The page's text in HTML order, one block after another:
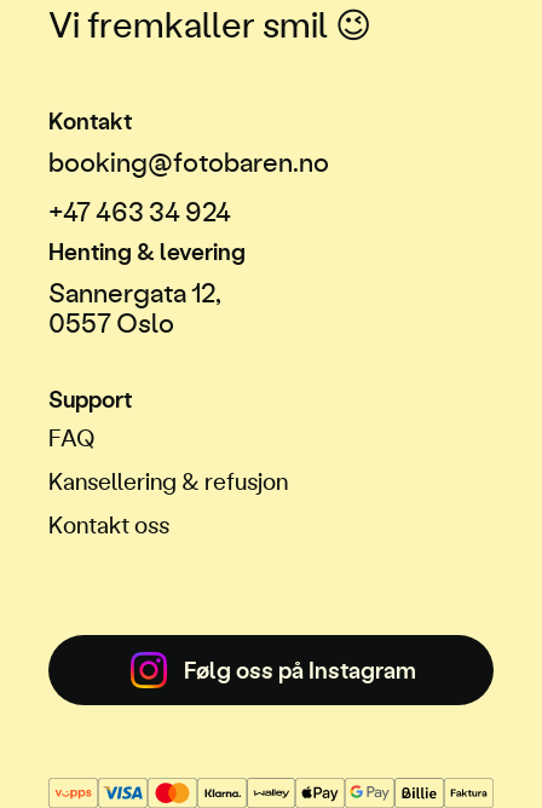
Vi fremkaller smil 😉
Kontakt
booking@fotobaren.no
+47 463 34 924
Henting & levering
Sannergata 12,
0557 Oslo
Support
FAQ
Kansellering & refusjon
Kontakt oss
Følg oss på Instagram